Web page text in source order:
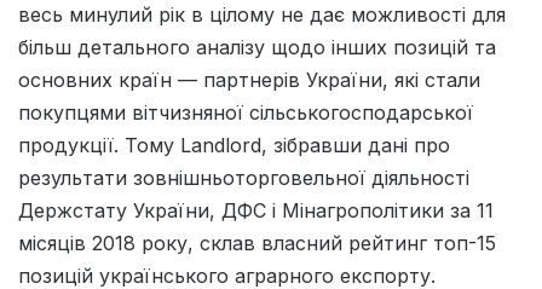
весь минулий рік в цілому не дає можливості для
більш детального аналізу щодо інших позицій та
основних країн — партнерів України, які стали
покупцями вітчизняної сільськогосподарської
продукції. Тому Landlord, зібравши дані про
результати зовнішньоторговельної діяльності
Держстату України, ДФС і Мінагрополітики за 11
місяців 2018 року, склав власний рейтинг топ-15
позицій українського аграрного експорту.